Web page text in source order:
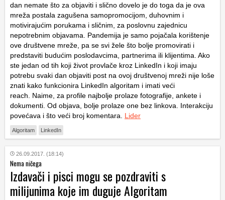
dan nemate što za objaviti i slično dovelo je do toga da je ova
mreža postala zagušena samopromocijom, duhovnim i
motivirajućim porukama i sličnim, za poslovnu zajednicu
nepotrebnim objavama. Pandemija je samo pojačala korištenje
ove društvene mreže, pa se svi žele što bolje promovirati i
predstaviti budućim poslodavcima, partnerima ili klijentima. Ako
ste jedan od tih koji život provlače kroz LinkedIn i koji imaju
potrebu svaki dan objaviti post na ovoj društvenoj mreži nije loše
znati kako funkcionira LinkedIn algoritam i imati veći
reach. Naime, za profile najbolje prolaze fotografije, ankete i
dokumenti. Od objava, bolje prolaze one bez linkova. Interakciju
povećava i što veći broj komentara. Lider
Algoritam LinkedIn
26.09.2017. (18:14)
Nema ničega
Izdavači i pisci mogu se pozdraviti s
milijunima koje im duguje Algoritam